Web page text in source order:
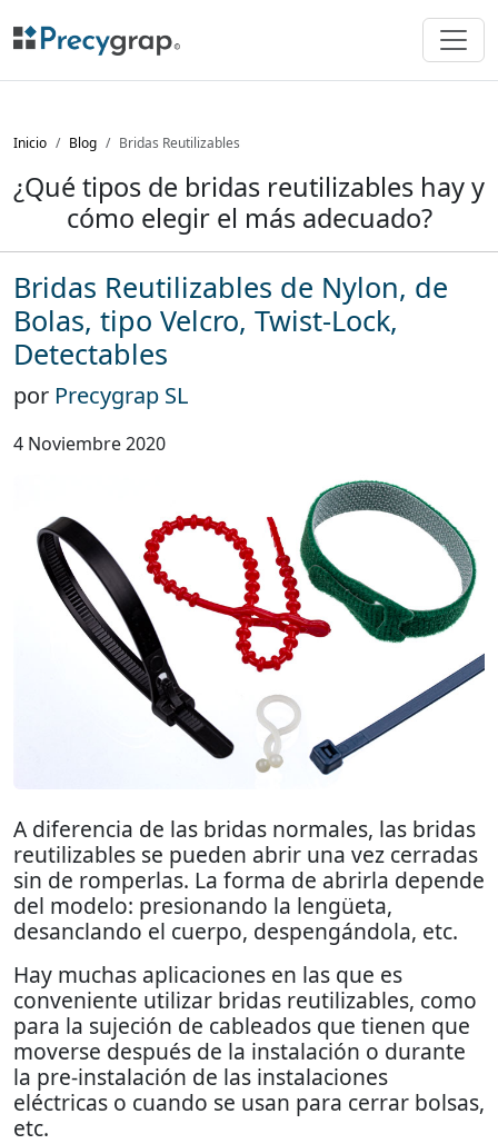
Inicio Blog Bridas Reutilizables
¿Qué tipos de bridas reutilizables hay y
cómo elegir el más adecuado?
Bridas Reutilizables de Nylon, de
Bolas, tipo Velcro, Twist-Lock,
Detectables
por Precygrap SL
4 Noviembre 2020
A diferencia de las bridas normales, las bridas
reutilizables se pueden abrir una vez cerradas
sin de romperlas. La forma de abrirla depende
del modelo: presionando la lengüeta,
desanclando el cuerpo, despengándola, etc.
Hay muchas aplicaciones en las que es
conveniente utilizar bridas reutilizables, como
para la sujeción de cableados que tienen que
moverse después de la instalación o durante
la pre-instalación de las instalaciones
eléctricas o cuando se usan para cerrar bolsas,
etc.